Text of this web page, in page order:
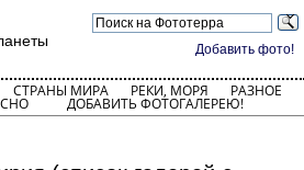
Добавить фото!
СТРАНЫ МИРА РЕКИ, МОРЯ РАЗНОЕ
ДОБАВИТЬ ФОТОГАЛЕРЕЮ!